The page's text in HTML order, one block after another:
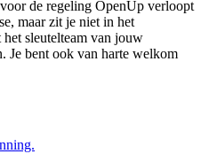
de regeling OpenUp verloopt
maar zit je niet in het
het sleutelteam van jouw
Je bent ook van harte welkom